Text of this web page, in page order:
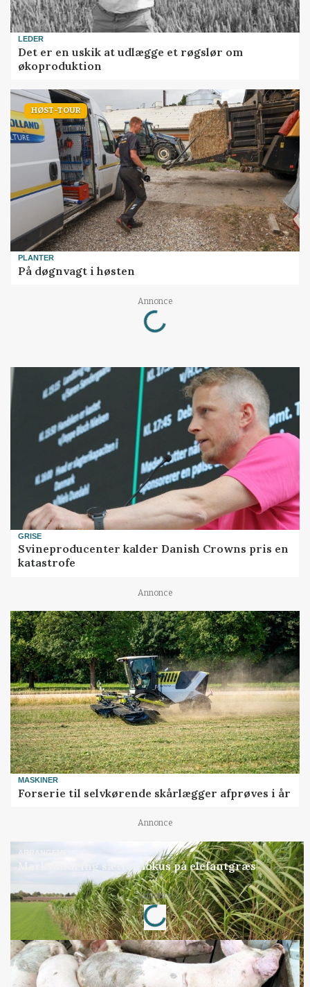
LEDER
Det er en uskik at udlægge et røgslør om
økoproduktion
HØST-TOUR
PLANTER
På døgnvagt i høsten
Annonce
Loading...
GRISE
Svineproducenter kalder Danish Crowns pris en
katastrofe
Annonce
MASKINER
Forserie til selvkørende skårlægger afprøves i år
Annonce
ARRANGEMENT
Markvandring sætter fokus på elefantgræs
Annonce
Loading...